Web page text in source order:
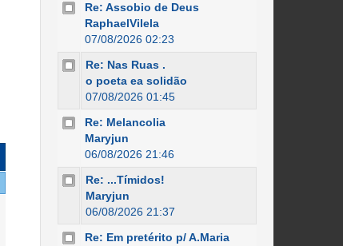
Re: Assobio de Deus
RaphaelVilela
07/08/2026 02:23
Re: Nas Ruas .
o poeta ea solidão
07/08/2026 01:45
Re: Melancolia
Maryjun
06/08/2026 21:46
Re: ...Tímidos!
Maryjun
06/08/2026 21:37
Re: Em pretérito p/ A.Maria